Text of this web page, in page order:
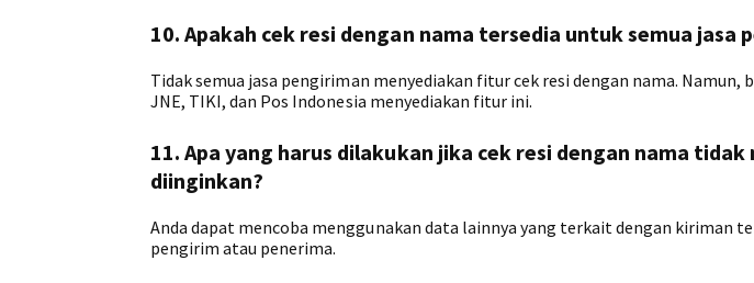
10. Apakah cek resi dengan nama tersedia untuk semua jasa
Tidak semua jasa pengiriman menyediakan fitur cek resi dengan nama. Namun,
JNE, TIKI, dan Pos Indonesia menyediakan fitur ini.
11. Apa yang harus dilakukan jika cek resi dengan nama
diinginkan?
Anda dapat mencoba menggunakan data lainnya yang terkait dengan kiriman
pengirim atau penerima.